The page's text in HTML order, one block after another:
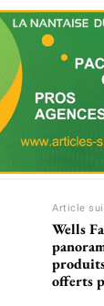
Article
Wells
offerts